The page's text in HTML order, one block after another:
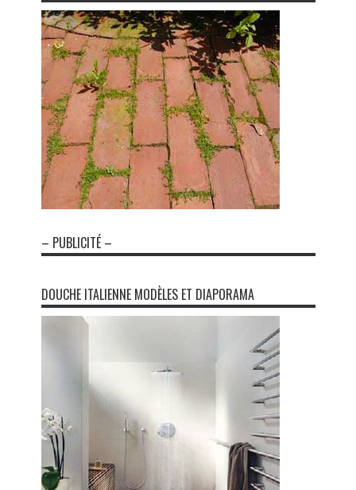
– PUBLICITÉ –
DOUCHE ITALIENNE MODÈLES ET DIAPORAMA